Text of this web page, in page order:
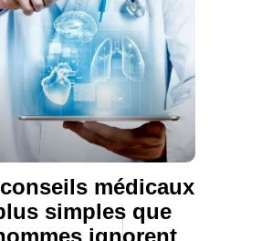
médicaux
simples que
ignorent